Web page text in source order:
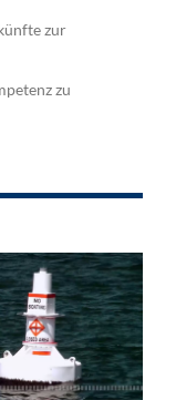
zur
zu